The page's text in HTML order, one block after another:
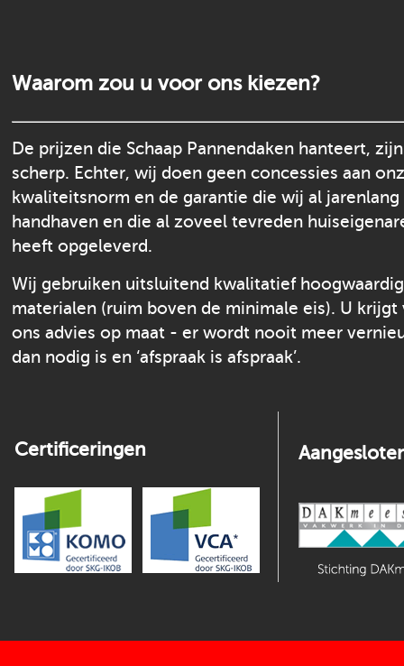
Waarom zou u voor ons kiezen?
De prijzen die Schaap Pannendaken hanteert,
scherp. Echter, wij doen geen concessies aan
kwaliteitsnorm en de garantie die wij al jarenlang
handhaven en die al zoveel tevreden
heeft opgeleverd.
Wij gebruiken uitsluitend kwalitatief
materialen (ruim boven de minimale eis). U krijgt
ons advies op maat - er wordt nooit meer
dan nodig is en ‘afspraak is afspraak’.
Certificeringen